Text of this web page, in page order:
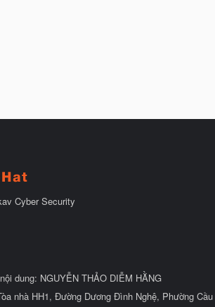
Cyber Security
dung: NGUYỄN THẢO DIỄM HẰNG
nhà HH1, Đường Dương Đình Nghệ, Phường